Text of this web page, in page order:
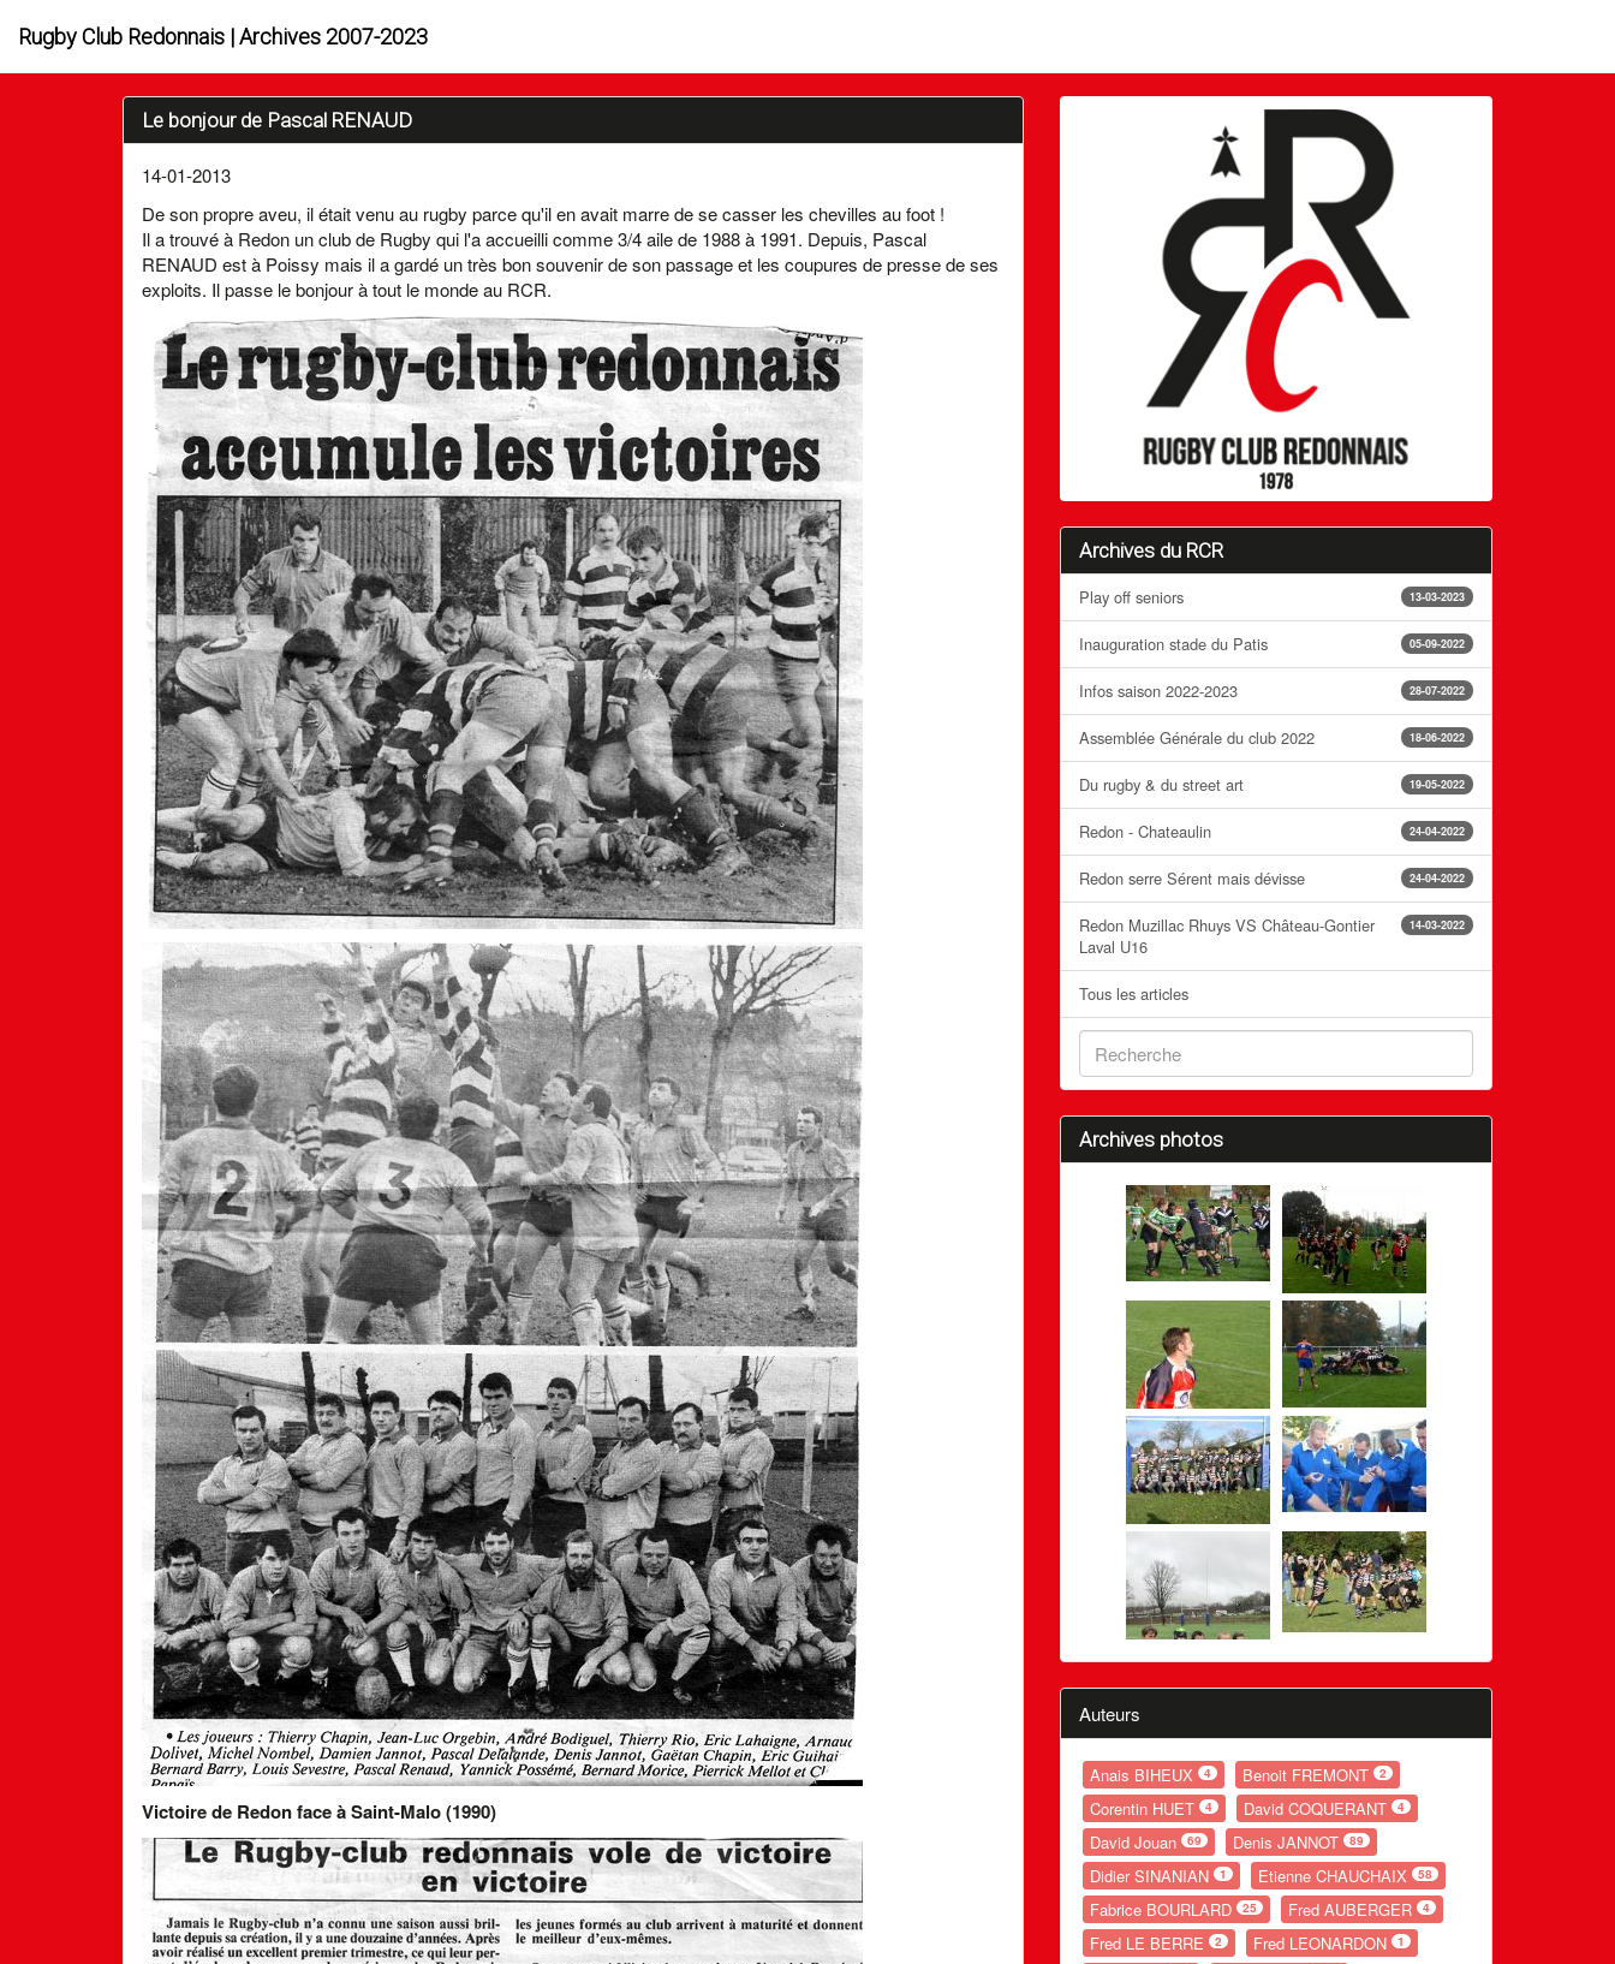
Rugby Club Redonnais | Archives 2007-2023
Le bonjour de Pascal RENAUD
14-01-2013
De son propre aveu, il était venu au rugby parce qu'il en avait marre de se casser les chevilles au foot !
Il a trouvé à Redon un club de Rugby qui l'a accueilli comme 3/4 aile de 1988 à 1991. Depuis, Pascal
RENAUD est à Poissy mais il a gardé un très bon souvenir de son passage et les coupures de presse de ses
exploits. Il passe le bonjour à tout le monde au RCR.
Victoire de Redon face à Saint-Malo (1990)
Archives du RCR
13-03-2023
Play off seniors
05-09-2022
Inauguration stade du Patis
28-07-2022
Infos saison 2022-2023
18-06-2022
Assemblée Générale du club 2022
19-05-2022
Du rugby & du street art
24-04-2022
Redon - Chateaulin
24-04-2022
Redon serre Sérent mais dévisse
14-03-2022
Redon Muzillac Rhuys VS Château-Gontier
Laval U16
Tous les articles
Archives photos
Auteurs
Anais BIHEUX 4 Benoit FREMONT 2
Corentin HUET 4 David COQUERANT 4
David Jouan 69 Denis JANNOT 89
Didier SINANIAN 1 Etienne CHAUCHAIX 58
Fabrice BOURLARD 25 Fred AUBERGER 4
Fred LE BERRE 2 Fred LEONARDON 1